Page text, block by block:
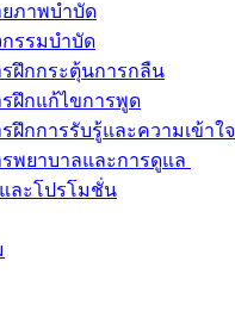
ยภาพบำบัด
กรรมบำบัด
รฝึกกระตุ้นการกลืน
รฝึกแก้ไขการพูด
ฝึกการรับรู้และความเข้าใจ
รพยาบาลและการดูแล
ละโปรโมชั่น